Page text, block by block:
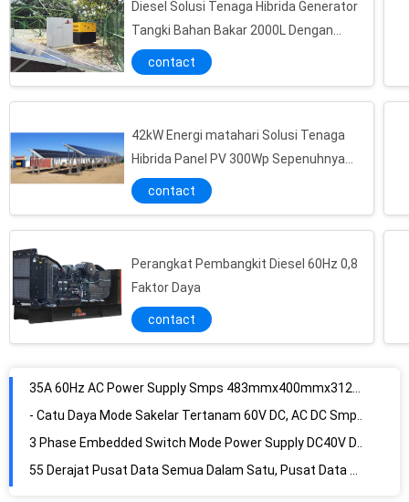
Diesel Solusi Tenaga Hibrida Generator
Tangki Bahan Bakar 2000L Dengan
Baterai 48V 1600AH
contact
42kW Energi matahari Solusi Tenaga
Hibrida Panel PV 300Wp Sepenuhnya
Terintegrasi ODM
contact
Perangkat Pembangkit Diesel 60Hz 0,8
Faktor Daya
contact